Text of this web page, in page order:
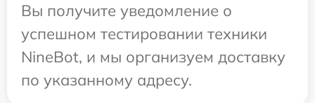
Вы получите уведомление о
успешном тестировании техники
NineBot, и мы организуем доставку
по указанному адресу.